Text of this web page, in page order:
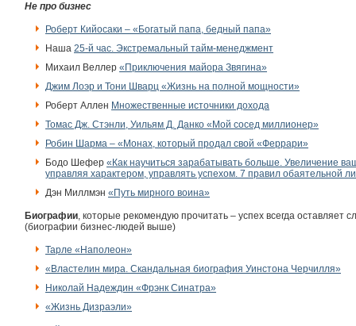
Не про бизнес
Роберт Кийосаки – «Богатый папа, бедный папа»
Наша 25-й час. Экстремальный тайм-менеджмент
Михаил Веллер «Приключения майора Звягина»
Джим Лоэр и Тони Шварц «Жизнь на полной мощности»
Роберт Аллен Множественные источники дохода
Томас Дж. Стэнли, Уильям Д. Данко «Мой сосед миллионер»
Робин Шарма – «Монах, который продал свой «Феррари»
Бодо Шефер «Как научиться зарабатывать больше. Увеличение
управляя характером, управлять успехом. 7 правил обаятельной
Дэн Миллмэн «Путь мирного воина»
Биографии, которые рекомендую прочитать – успех всегда
(биографии бизнес-людей выше)
Тарле «Наполеон»
«Властелин мира. Скандальная биография Уинстона Черчилля»
Николай Надеждин «Фрэнк Синатра»
«Жизнь Дизраэли»